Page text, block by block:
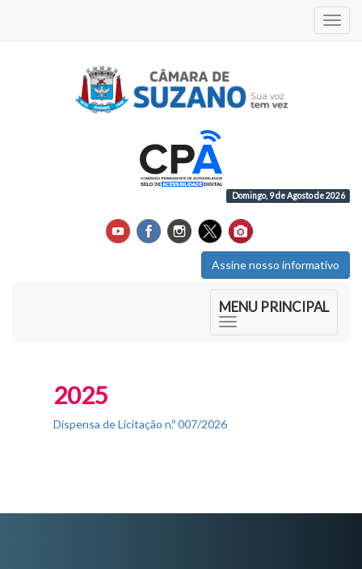
Domingo, 9 de Agosto de 2026
Assine nosso informativo
MENU PRINCIPAL
2025
Dispensa de Licitação n.º 007/2026